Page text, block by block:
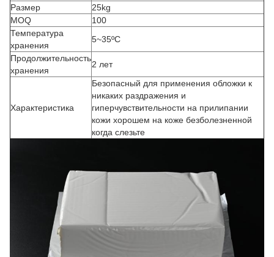
Размер
25kg
MOQ
100
Температура
хранения
5~35ºC
Продолжительность
хранения
2 лет
Характеристика
Безопасный для применения обложки к
никаких раздражения и
гиперчувствительности на прилипании
кожи хорошем на коже безболезненной
когда слезьте